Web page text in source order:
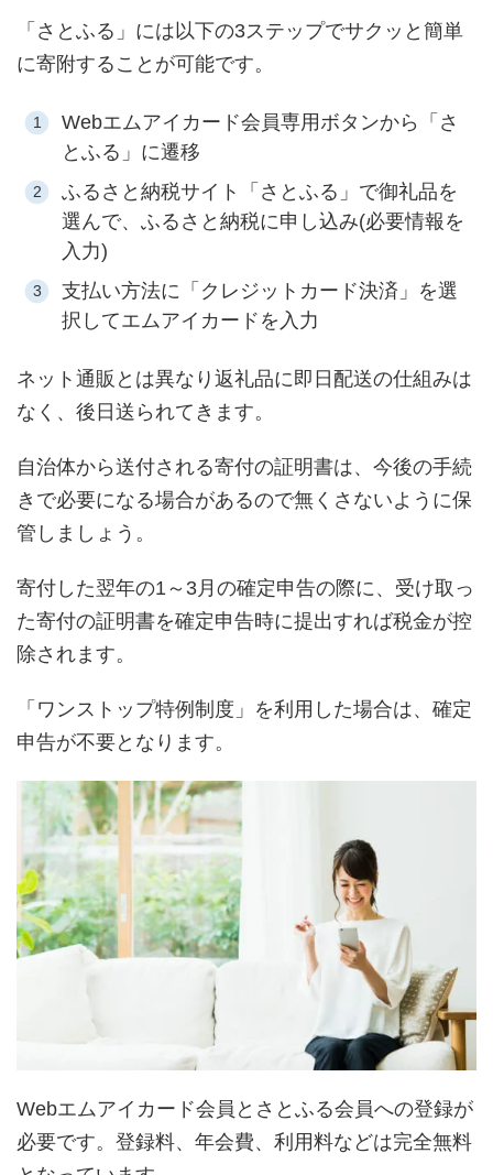
「さとふる」には以下の3ステップでサクッと簡単
に寄附することが可能です。
Webエムアイカード会員専用ボタンから「さ
とふる」に遷移
ふるさと納税サイト「さとふる」で御礼品を
選んで、ふるさと納税に申し込み(必要情報を
入力)
支払い方法に「クレジットカード決済」を選
択してエムアイカードを入力
ネット通販とは異なり返礼品に即日配送の仕組みは
なく、後日送られてきます。
自治体から送付される寄付の証明書は、今後の手続
きで必要になる場合があるので無くさないように保
管しましょう。
寄付した翌年の1～3月の確定申告の際に、受け取っ
た寄付の証明書を確定申告時に提出すれば税金が控
除されます。
「ワンストップ特例制度」を利用した場合は、確定
申告が不要となります。
Webエムアイカード会員とさとふる会員への登録が
必要です。登録料、年会費、利用料などは完全無料